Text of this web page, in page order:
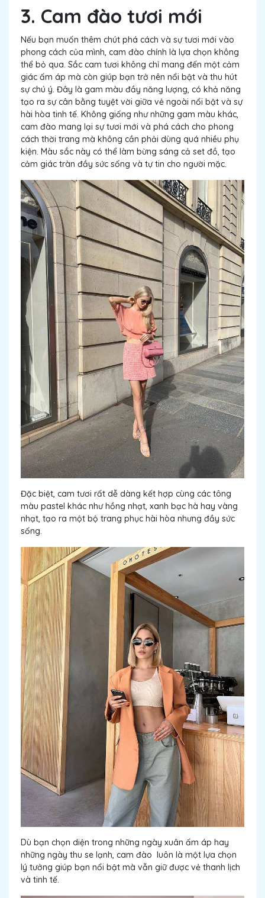
3. Cam đào tươi mới
Nếu bạn muốn thêm chút phá cách và sự tươi mới vào
phong cách của mình, cam đào chính là lựa chọn không
thể bỏ qua. Sắc cam tươi không chỉ mang đến một cảm
giác ấm áp mà còn giúp bạn trở nên nổi bật và thu hút
sự chú ý. Đây là gam màu đầy năng lượng, có khả năng
tạo ra sự cân bằng tuyệt vời giữa vẻ ngoài nổi bật và sự
hài hòa tinh tế. Không giống như những gam màu khác,
cam đào mang lại sự tươi mới và phá cách cho phong
cách thời trang mà không cần phải dùng quá nhiều phụ
kiện. Màu sắc này có thể làm bừng sáng cả set đồ, tạo
cảm giác tràn đầy sức sống và tự tin cho người mặc.
Đặc biệt, cam tươi rất dễ dàng kết hợp cùng các tông
màu pastel khác như hồng nhạt, xanh bạc hà hay vàng
nhạt, tạo ra một bộ trang phục hài hòa nhưng đầy sức
sống.
Dù bạn chọn diện trong những ngày xuân ấm áp hay
những ngày thu se lạnh, cam đào luôn là một lựa chọn
lý tưởng giúp bạn nổi bật mà vẫn giữ được vẻ thanh lịch
và tinh tế.